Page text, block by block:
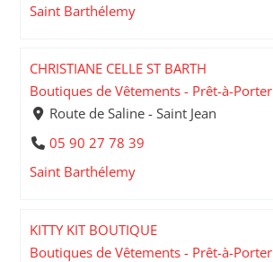
Saint Barthélemy
CHRISTIANE CELLE ST BARTH
Boutiques de Vêtements - Prêt-à-Porter
Route de Saline - Saint Jean
05 90 27 78 39
Saint Barthélemy
KITTY KIT BOUTIQUE
Boutiques de Vêtements - Prêt-à-Porter